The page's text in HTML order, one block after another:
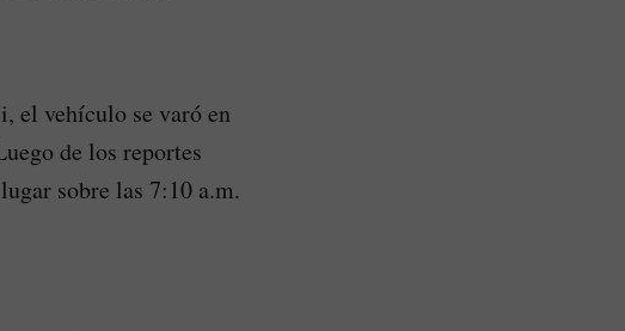
el vehículo se varó en
de los reportes
sobre las 7:10 a.m.